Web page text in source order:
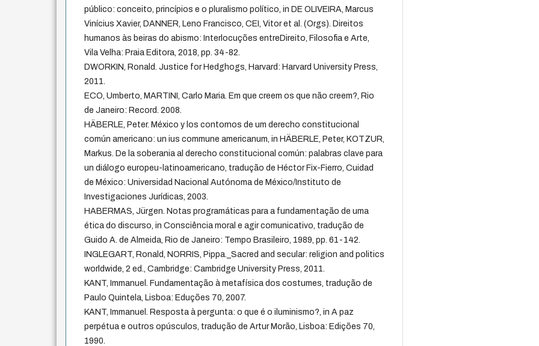
público: conceito, princípios e o pluralismo político, in DE OLIVEIRA, Marcus
Vinícius Xavier, DANNER, Leno Francisco, CEI, Vitor et al. (Orgs). Direitos
humanos às beiras do abismo: Interlocuções entreDireito, Filosofia e Arte,
Vila Velha: Praia Editora, 2018, pp. 34-82.
DWORKIN, Ronald. Justice for Hedghogs, Harvard: Harvard University Press,
2011.
ECO, Umberto, MARTINI, Carlo Maria. Em que creem os que não creem?, Rio
de Janeiro: Record. 2008.
HÄBERLE, Peter. México y los contornos de um derecho constitucional
común americano: un ius commune americanum, in HÄBERLE, Peter, KOTZUR,
Markus. De la soberania al derecho constitucional común: palabras clave para
un diálogo europeu-latinoamericano, tradução de Héctor Fix-Fierro, Cuidad
de México: Universidad Nacional Autónoma de México/Instituto de
Investigaciones Jurídicas, 2003.
HABERMAS, Jürgen. Notas programáticas para a fundamentação de uma
ética do discurso, in Consciência moral e agir comunicativo, tradução de
Guido A. de Almeida, Rio de Janeiro: Tempo Brasileiro, 1989, pp. 61-142.
INGLEGART, Ronald, NORRIS, Pippa._Sacred and secular: religion and politics
worldwide, 2 ed., Cambridge: Cambridge University Press, 2011.
KANT, Immanuel. Fundamentação à metafísica dos costumes, tradução de
Paulo Quintela, Lisboa: Eduções 70, 2007.
KANT, Immanuel. Resposta à pergunta: o que é o iluminismo?, in A paz
perpétua e outros opúsculos, tradução de Artur Morão, Lisboa: Edições 70,
1990.